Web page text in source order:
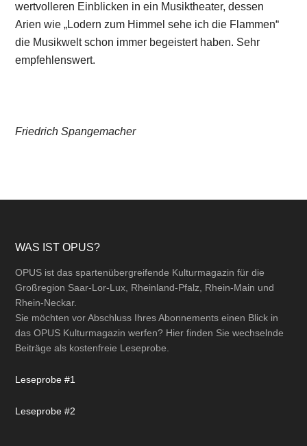
wertvolleren Einblicken in ein Musiktheater, dessen
Arien wie „Lodern zum Himmel sehe ich die Flammen“
die Musikwelt schon immer begeistert haben. Sehr
empfehlenswert.
Friedrich Spangemacher
Footer
WAS IST OPUS?
OPUS ist das spartenübergreifende Kulturmagazin für die
Großregion Saar-Lor-Lux, Rheinland-Pfalz, Rhein-Main und
Rhein-Neckar.
Sie möchten vor Abschluss Ihres Abonnements einen Blick in
das OPUS Kulturmagazin werfen? Hier finden Sie wechselnde
Beiträge als kostenfreie Leseprobe.
Leseprobe #1
Leseprobe #2